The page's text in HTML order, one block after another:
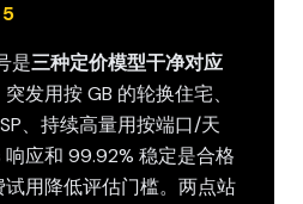
是三种定价模型干净对应
突发用按 GB 的轮换住宅、
、持续高量用按端口/天
应和 99.92% 稳定是合格
用降低评估门槛。两点站